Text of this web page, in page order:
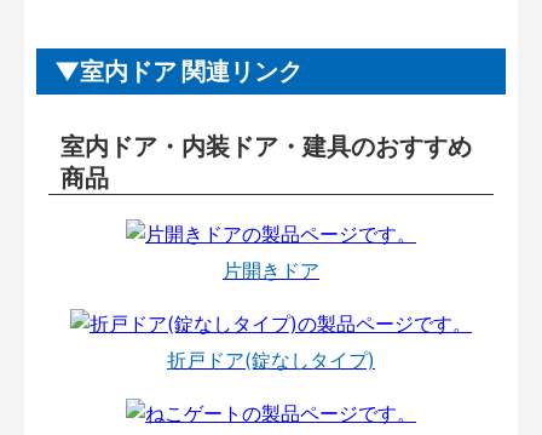
室内ドア 関連リンク
室内ドア・内装ドア・建具のおすすめ
商品
片開きドア
折戸ドア(錠なしタイプ)